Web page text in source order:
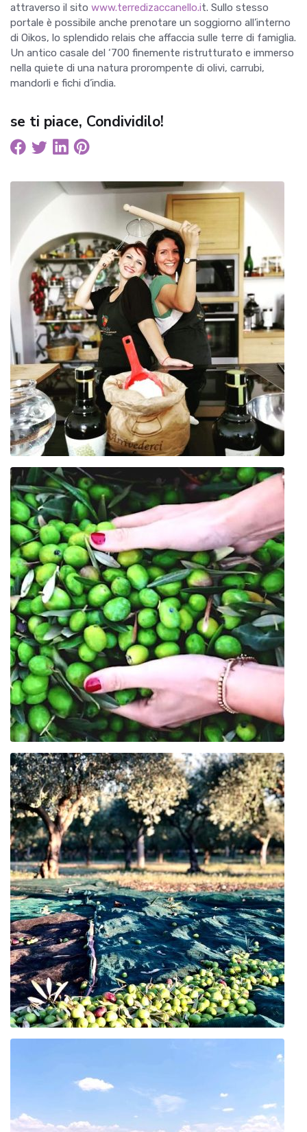
attraverso il sito www.terredizaccanello.it. Sullo stesso
portale è possibile anche prenotare un soggiorno all’interno
di Oikos, lo splendido relais che affaccia sulle terre di famiglia.
Un antico casale del ‘700 finemente ristrutturato e immerso
nella quiete di una natura prorompente di olivi, carrubi,
mandorli e fichi d’india.
se ti piace, Condividilo!